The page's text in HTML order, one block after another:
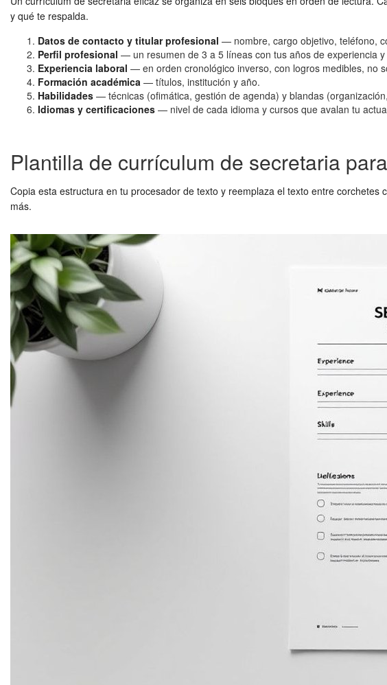
y qué te respalda.
Datos de contacto y titular profesional — nombre, cargo objetivo, teléfono,
Perfil profesional — un resumen de 3 a 5 líneas con tus años de experiencia
Experiencia laboral — en orden cronológico inverso, con logros medibles, no
Formación académica — títulos, institución y año.
Habilidades — técnicas (ofimática, gestión de agenda) y blandas
Idiomas y certificaciones — nivel de cada idioma y cursos que avalan tu
Plantilla de currículum de secretaria
Copia esta estructura en tu procesador de texto y reemplaza el texto entre
más.